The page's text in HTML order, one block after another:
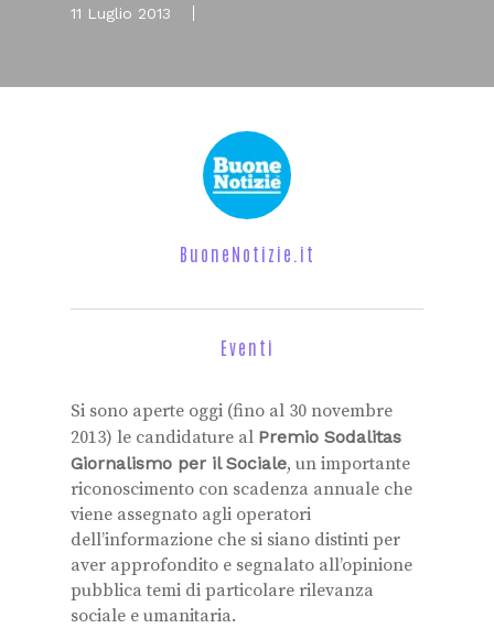
11 Luglio 2013
BuoneNotizie.it
Eventi
Si sono aperte oggi (fino al 30 novembre
2013) le candidature al Premio Sodalitas
Giornalismo per il Sociale, un importante
riconoscimento con scadenza annuale che
viene assegnato agli operatori
dell’informazione che si siano distinti per
aver approfondito e segnalato all’opinione
pubblica temi di particolare rilevanza
sociale e umanitaria.